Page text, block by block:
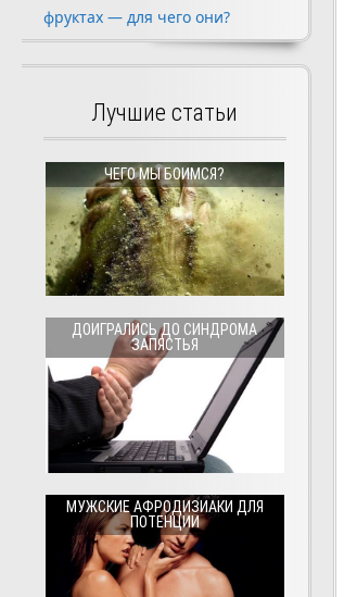
фруктах — для чего они?
Лучшие статьи
ЧЕГО МЫ БОИМСЯ?
ДОИГРАЛИСЬ ДО СИНДРОМА
ЗАПЯСТЬЯ
МУЖСКИЕ АФРОДИЗИАКИ ДЛЯ
ПОТЕНЦИИ